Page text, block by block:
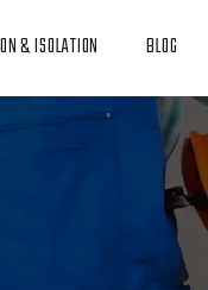
& ISOLATION BLOG